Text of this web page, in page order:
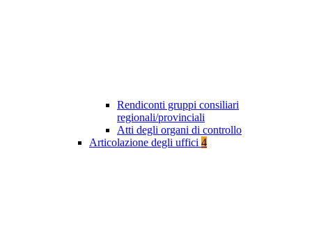
Rendiconti gruppi consiliari
regionali/provinciali
Atti degli organi di controllo
Articolazione degli uffici 4